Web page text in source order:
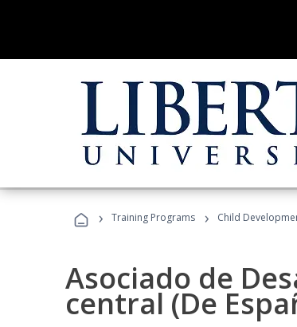
› Training Programs › Child
Asociado de
central (De